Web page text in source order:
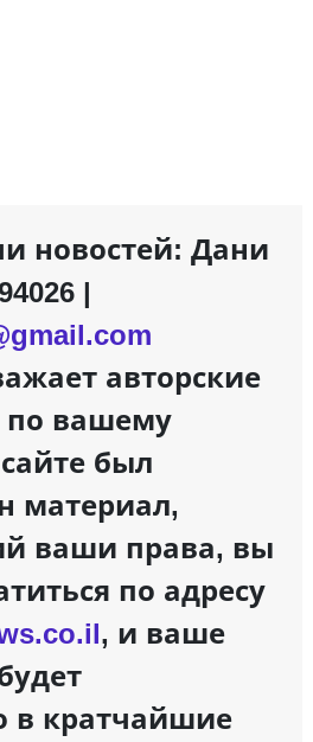
новостей: Дани
|
авторские
по вашему
был
материал,
ваши права, вы
по адресу
, и ваше
в кратчайшие